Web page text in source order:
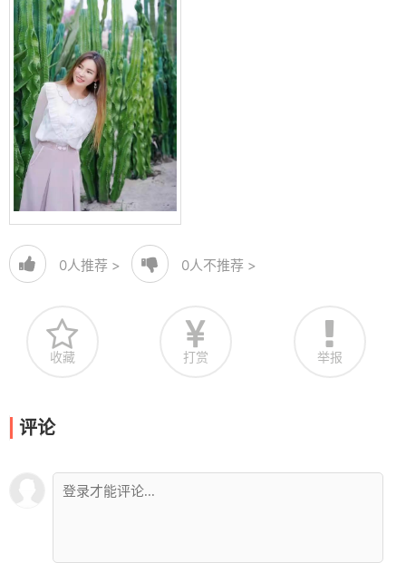
0人推荐 > 0人不推荐 >
收藏 打赏 举报
评论